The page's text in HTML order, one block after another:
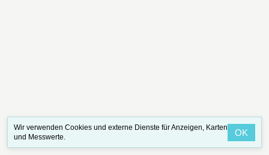
Wir verwenden Cookies und externe Dienste für Anzeigen, Karten
und Messwerte.
OK